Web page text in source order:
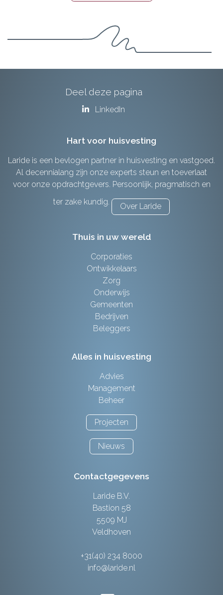
Deel deze pagina
LinkedIn
Hart voor huisvesting
Laride is een bevlogen partner in huisvesting en vastgoed.
Al decennialang zijn onze experts steun en toeverlaat
voor onze opdrachtgevers. Persoonlijk, pragmatisch en
ter zake kundig.
Over Laride
Thuis in uw wereld
Corporaties
Ontwikkelaars
Zorg
Onderwijs
Gemeenten
Bedrijven
Beleggers
Alles in huisvesting
Advies
Management
Beheer
Projecten
Nieuws
Contactgegevens
Laride B.V.
Bastion 58
5509 MJ
Veldhoven
+31(40) 234 8000
info@laride.nl